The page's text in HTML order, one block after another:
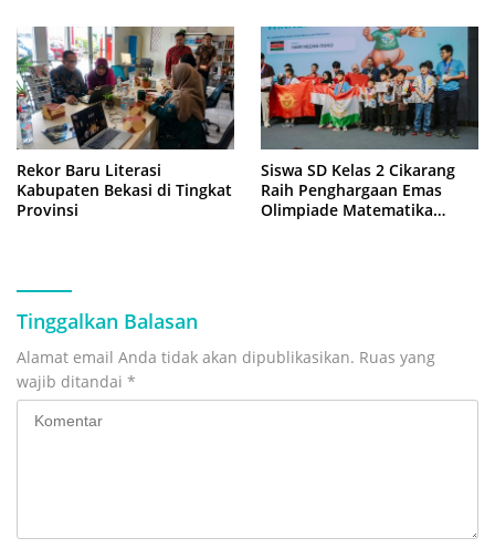
Rekor Baru Literasi
Kabupaten Bekasi di Tingkat
Provinsi
Siswa SD Kelas 2 Cikarang
Raih Penghargaan Emas
Olimpiade Matematika
Tinggalkan Balasan
Alamat email Anda tidak akan dipublikasikan. Ruas yang
wajib ditandai *